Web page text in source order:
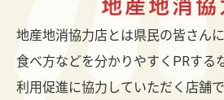
地産地消協力店とは県民の皆さん
食べ方などを分かりやすくPRする
利用促進に協力していただく店舗で